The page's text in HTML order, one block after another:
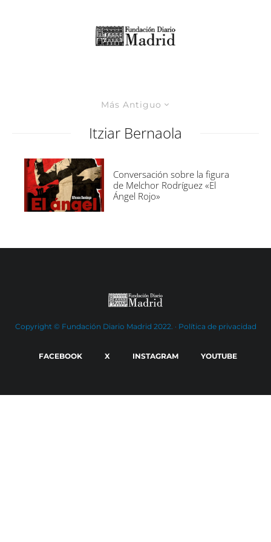
Más Antiguo
Itziar Bernaola
Conversación sobre la figura
de Melchor Rodríguez «El
Ángel Rojo»
Copyright © Fundación Diario Madrid 2022. · Política de privacidad
FACEBOOK X INSTAGRAM YOUTUBE